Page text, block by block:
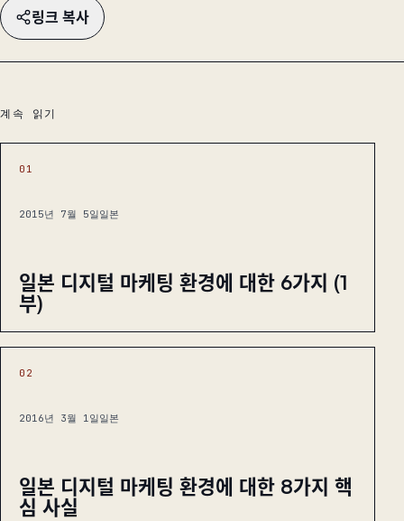
링크 복사
계속 읽기
01
2015년 7월 5일일본
일본 디지털 마케팅 환경에 대한 6가지 (1
부)
02
2016년 3월 1일일본
일본 디지털 마케팅 환경에 대한 8가지 핵
심 사실